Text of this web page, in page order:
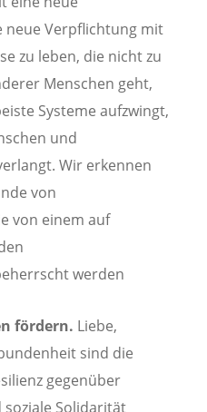
neue Verpflichtung mit
zu leben, die nicht zu
Menschen geht,
Systeme aufzwingt,
und
Wir erkennen
von
von einem auf
werden
fördern. Liebe,
sind die
gegenüber
soziale Solidarität